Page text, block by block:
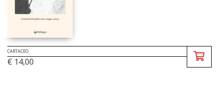
CARTACEO
€ 14,00